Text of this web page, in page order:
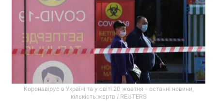
Коронавірус в Україні та у світі 20 жовтня - останні новини,
кількість жертв / REUTERS